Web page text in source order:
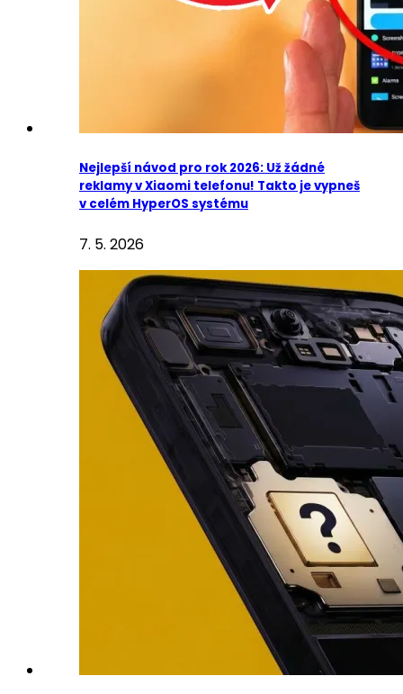
Nejlepší návod pro rok 2026: Už žádné
reklamy v Xiaomi telefonu! Takto je vypneš
v celém HyperOS systému
7. 5. 2026